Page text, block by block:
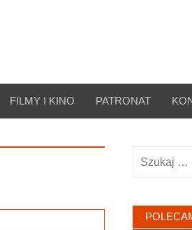
FILMY I KINO PATRONAT